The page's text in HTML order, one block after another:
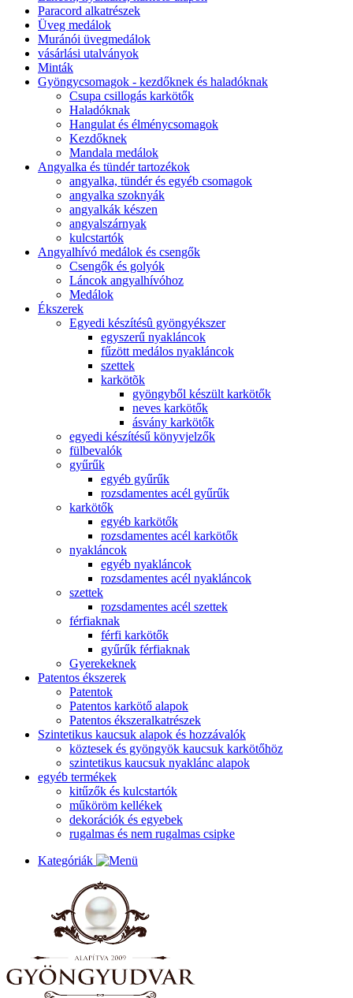
Paracord alkatrészek
Üveg medálok
Muránói üvegmedálok
vásárlási utalványok
Minták
Gyöngycsomagok - kezdőknek és haladóknak
Csupa csillogás karkötők
Haladóknak
Hangulat és élménycsomagok
Kezdőknek
Mandala medálok
Angyalka és tündér tartozékok
angyalka, tündér és egyéb csomagok
angyalka szoknyák
angyalkák készen
angyalszárnyak
kulcstartók
Angyalhívó medálok és csengők
Csengők és golyók
Láncok angyalhívóhoz
Medálok
Ékszerek
Egyedi készítésû gyöngyékszer
egyszerű nyakláncok
fűzött medálos nyakláncok
szettek
karkötõk
gyöngyből készült karkötők
neves karkötők
ásvány karkötők
egyedi készítésű könyvjelzők
fülbevalók
gyűrűk
egyéb gyűrűk
rozsdamentes acél gyűrűk
karkötők
egyéb karkötők
rozsdamentes acél karkötők
nyakláncok
egyéb nyakláncok
rozsdamentes acél nyakláncok
szettek
rozsdamentes acél szettek
férfiaknak
férfi karkötők
gyűrűk férfiaknak
Gyerekeknek
Patentos ékszerek
Patentok
Patentos karkötő alapok
Patentos ékszeralkatrészek
Szintetikus kaucsuk alapok és hozzávalók
köztesek és gyöngyök kaucsuk karkötőhöz
szintetikus kaucsuk nyaklánc alapok
egyéb termékek
kitűzők és kulcstartók
műköröm kellékek
dekorációk és egyebek
rugalmas és nem rugalmas csipke
Kategóriák